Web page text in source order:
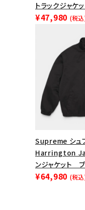
トラックジャケ
¥47,980 (税
Supreme シュ
Harrington
ンジャケット
¥64,980 (税